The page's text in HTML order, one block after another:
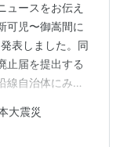
ュースをお伝え
可児〜御嵩間に
表しました。同
止届を提出する
線自治体にみな
12時７分発の
発。空いてい
大震災